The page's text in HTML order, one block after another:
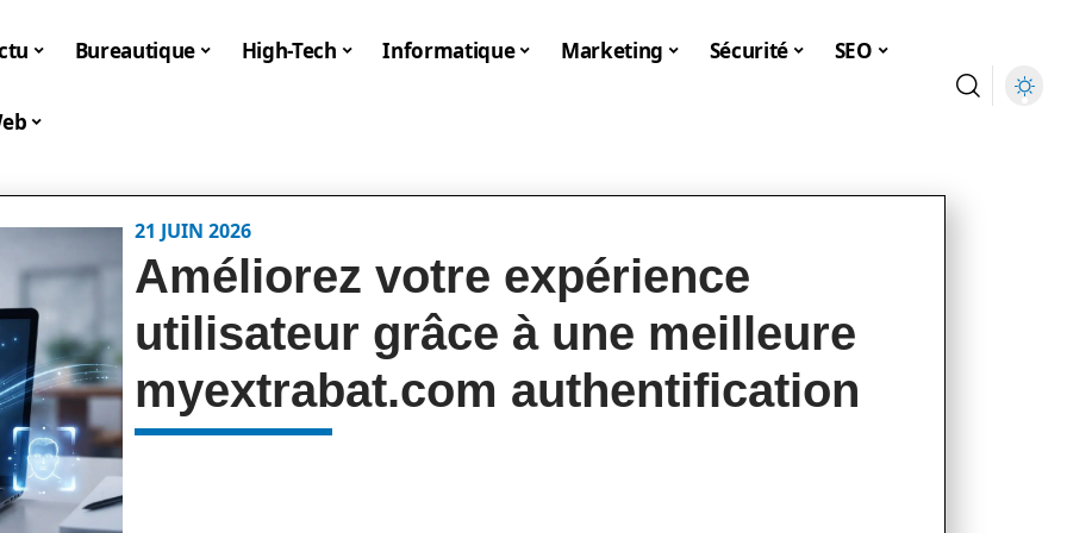
Bureautique High-Tech Informatique Marketing Sécurité SEO
21 JUIN 2026
Améliorez votre expérience
utilisateur grâce à une meilleure
myextrabat.com authentification